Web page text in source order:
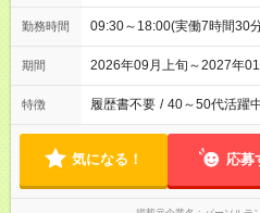
勤務時間 09:30～18:00(実働7時間30
期間 2026年09月上旬～2027年
特徴 履歴書不要 / 40～50代活躍
気になる！ 応募